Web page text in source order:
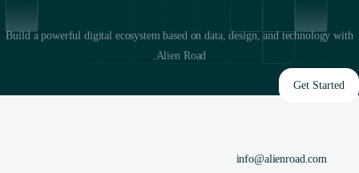
Build a powerful digital ecosystem based on data, design, and technology with
Alien Road.
Get Started
info@alienroad.com